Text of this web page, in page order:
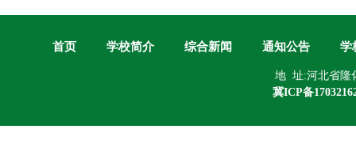
首页 学校简介 综合新闻 通知公告 学
地 址:河北省
冀ICP备